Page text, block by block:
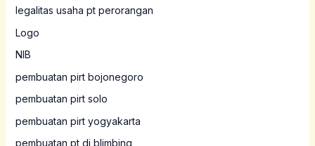
legalitas usaha pt perorangan
Logo
NIB
pembuatan pirt bojonegoro
pembuatan pirt solo
pembuatan pirt yogyakarta
pembuatan pt di blimbing